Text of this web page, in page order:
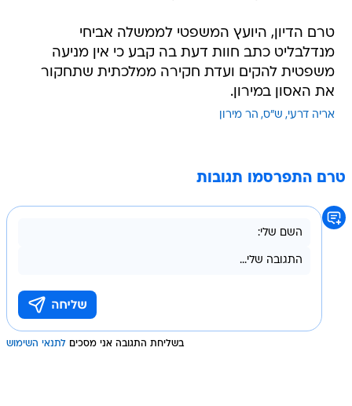
טרם הדיון, היועץ המשפטי לממשלה אביחי
מנדלבליט כתב חוות דעת בה קבע כי אין מניעה
משפטית להקים ועדת חקירה ממלכתית שתחקור
את האסון במירון.
אריה דרעי ש"ס הר מירון
טרם התפרסמו תגובות
בשליחת התגובה אני מסכים לתנאי השימוש